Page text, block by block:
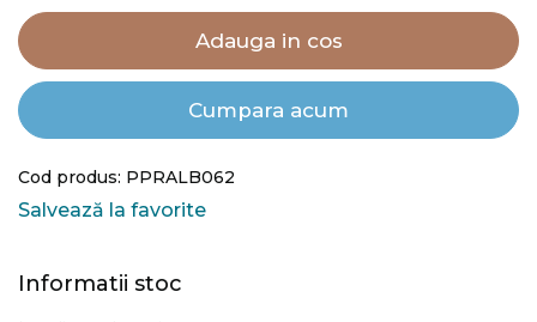
Adauga in cos
Cumpara acum
Cod produs: PPRALB062
Salvează la favorite
Informatii stoc